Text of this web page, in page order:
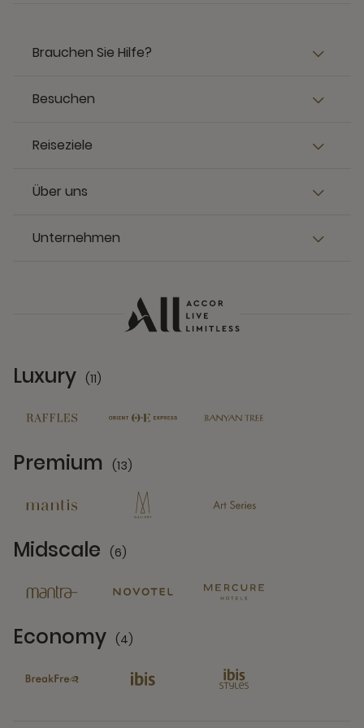
Brauchen Sie Hilfe?
Besuchen
Reiseziele
Über uns
Unternehmen
Luxury (11)
Premium (13)
Midscale (6)
Economy (4)